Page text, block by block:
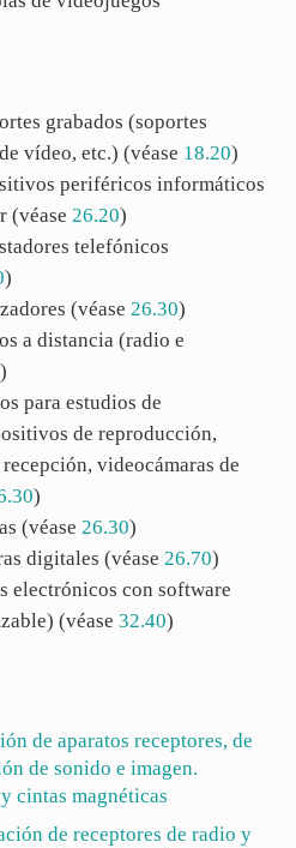
grabados (soportes
vídeo, etc.) (véase 18.20)
periféricos informáticos
(véase 26.20)
telefónicos
)
(véase 26.30)
a distancia (radio e
)
para estudios de
de reproducción,
videocámaras de
)
(véase 26.30)
digitales (véase 26.70)
electrónicos con software
(véase 32.40)
de aparatos receptores, de
de sonido e imagen.
cintas magnéticas
de receptores de radio y